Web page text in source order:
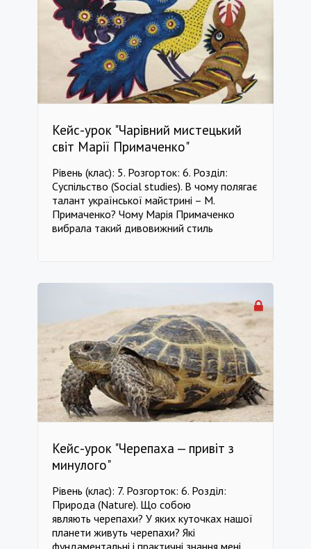
життя. -----------------------------------------
-------------------------------------------------
-------------------------------------- клас 10
Хімія клас 10 Легенди і міфи клас 10
Географія клас 10 Історія / Культурологія
клас 10 Особистісне зростання клас 10
Зоологія клас 11 Хімія клас 11 Легенди і
міфи клас 11 Географія клас 11 Історія /
зростання клас 11 Зоологія
Кейс-урок "Чарівний мистецький
світ Марії Примаченко"
Рівень (клас): 5. Розгорток: 6. Розділ:
Суспільство (Social studies). В чому полягає
талант української майстрині – М.
Примаченко? Чому Марія Примаченко
вибрала такий дивовижний стиль
знадобляться? Де можна познайомитися з
Мета: Ознайомити з мистецтвом, життям
та творчим шляхом талановитої
української майстрині – Марії Примаченко.
-------------------------------------------------
-------------------------------------------------
---- клас 5 Особистості клас 5 Філософія
клас 5 Технології клас 5 Мистецтво клас 5
Література клас 5 Мода
Кейс-урок "Черепаха — привіт з
минулого"
Рівень (клас): 7. Розгорток: 6. Розділ:
Природа (Nature). Що собою
являють черепахи? У яких куточках нашої
планети живуть черепахи? Які
фундаментальні і практичні знання мені